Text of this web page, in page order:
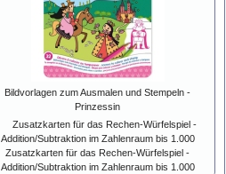
Bildvorlagen zum Ausmalen und Stempeln -
Prinzessin
Zusatzkarten für das Rechen-Würfelspiel -
Addition/Subtraktion im Zahlenraum bis 1.000